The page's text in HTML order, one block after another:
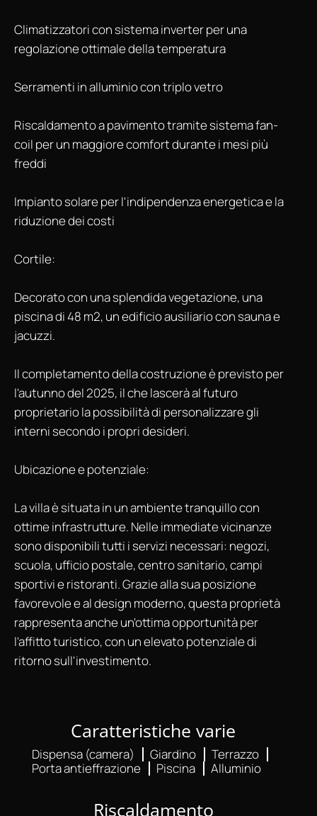
Climatizzatori con sistema inverter per una
regolazione ottimale della temperatura
Serramenti in alluminio con triplo vetro
Riscaldamento a pavimento tramite sistema fan-
coil per un maggiore comfort durante i mesi più
freddi
Impianto solare per l'indipendenza energetica e la
riduzione dei costi
Cortile:
Decorato con una splendida vegetazione, una
piscina di 48 m2, un edificio ausiliario con sauna e
jacuzzi.
Il completamento della costruzione è previsto per
l'autunno del 2025, il che lascerà al futuro
proprietario la possibilità di personalizzare gli
interni secondo i propri desideri.
Ubicazione e potenziale:
La villa è situata in un ambiente tranquillo con
ottime infrastrutture. Nelle immediate vicinanze
sono disponibili tutti i servizi necessari: negozi,
scuola, ufficio postale, centro sanitario, campi
sportivi e ristoranti. Grazie alla sua posizione
favorevole e al design moderno, questa proprietà
rappresenta anche un'ottima opportunità per
l'affitto turistico, con un elevato potenziale di
ritorno sull'investimento.
Caratteristiche varie
Dispensa (camera) Giardino
Terrazzo
Porta antieffrazione
Piscina Alluminio
Riscaldamento